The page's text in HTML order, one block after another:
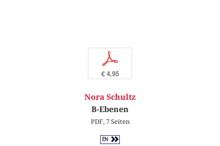
p
€ 4,95
Nora Schultz
B-Ebenen
PDF, 7 Seiten
EN